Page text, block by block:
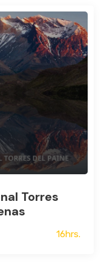
Torres
16hrs.